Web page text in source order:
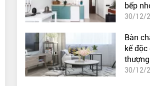
bếp
30/12/
Bàn
kế
thượng
30/12/